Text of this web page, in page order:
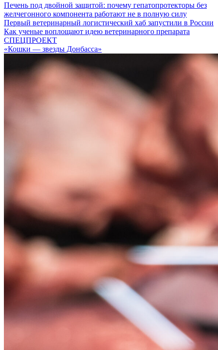
Печень под двойной защитой: почему гепатопротекторы без
желчегонного компонента работают не в полную силу
Первый ветеринарный логистический хаб запустили в России
Как ученые воплощают идею ветеринарного препарата
СПЕЦПРОЕКТ
«Кошки — звезды Донбасса»